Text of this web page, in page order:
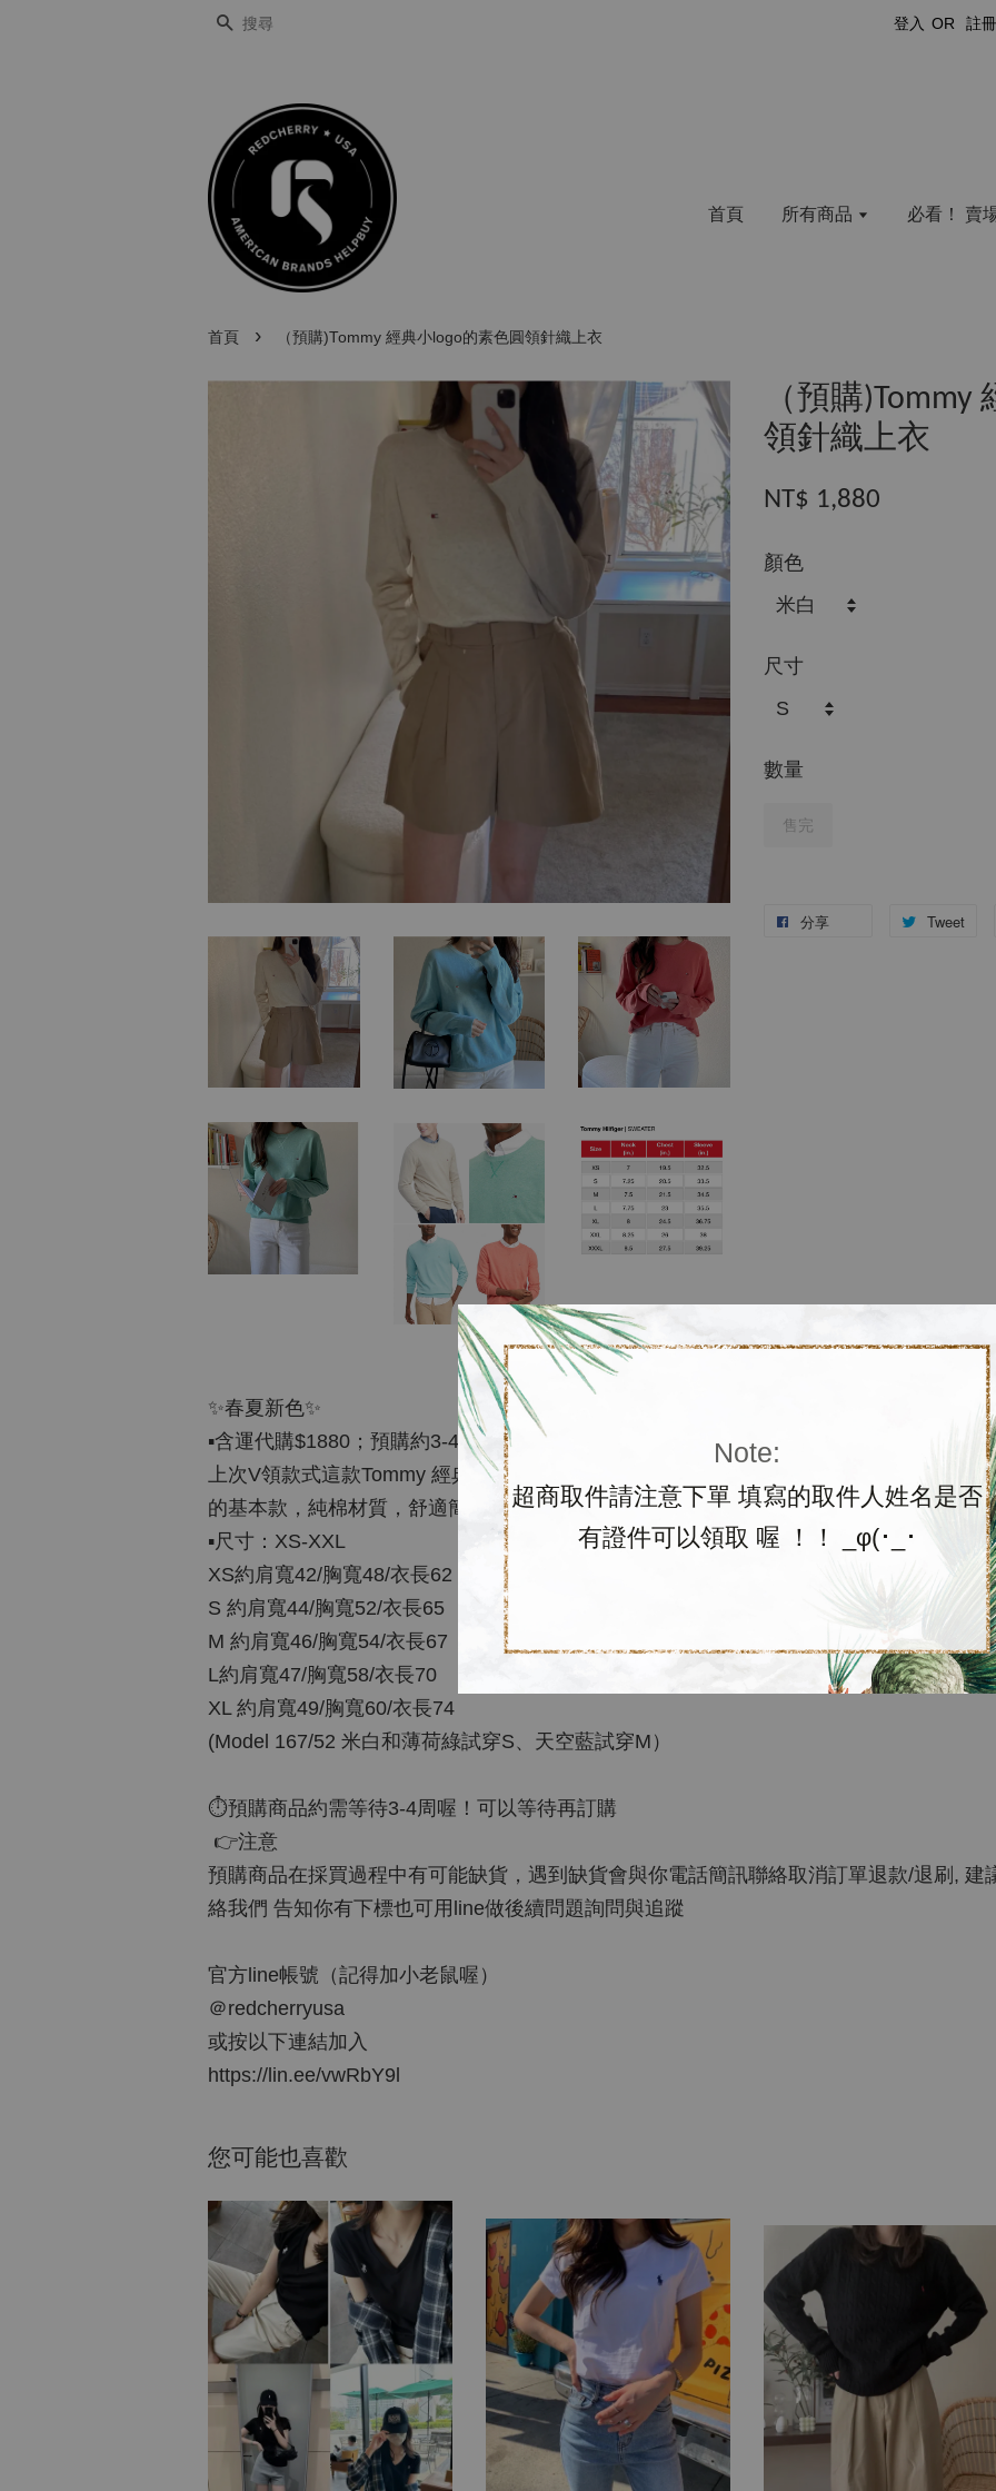
Note:
超商取件請注意下單 填寫的取件人姓名是否
有證件可以領取 喔 ！！ _φ(･_･
搜尋 登入 OR 註
首頁 所有商品 必看！ 賣
首頁 › （預購)Tommy 經典小logo的素色圓領針織上衣
（預購
領針織上衣
NT$ 1,880
顏色
尺寸
數量
售完
分享 Tweet
✨春夏新色✨
▪️含運代購$1880；預購約3-4週左右
上次V領款式這款Tommy 經典款針織上衣又有圓領款上架囉，春夏新色，米白、天空藍
的基本款，純棉材質，舒適簡潔，喜歡快來選購喔！
▪️尺寸：XS-XXL
XS約肩寬42/胸寬48/衣長62
S 約肩寬44/胸寬52/衣長65
M 約肩寬46/胸寬54/衣長67
L約肩寬47/胸寬58/衣長70
XL 約肩寬49/胸寬60/衣長74
(Model 167/52 米白和薄荷綠試穿S、天空藍試穿M）
⏱預購商品約需等待3-4周喔！可以等待再訂購
👉注意
預購商品在採買過程中有可能缺貨，遇到缺貨會與你電話簡訊聯絡取消訂單退款/退刷, 建
絡我們 告知你有下標也可用line做後續問題詢問與追蹤
官方line帳號（記得加小老鼠喔）
＠redcherryusa
或按以下連結加入
https://lin.ee/vwRbY9l
您可能也喜歡